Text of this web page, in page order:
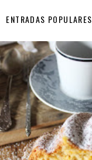
ENTRADAS POPULARES